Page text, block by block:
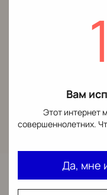
Вам
Этот интернет
совершеннолетних.
Да, мне